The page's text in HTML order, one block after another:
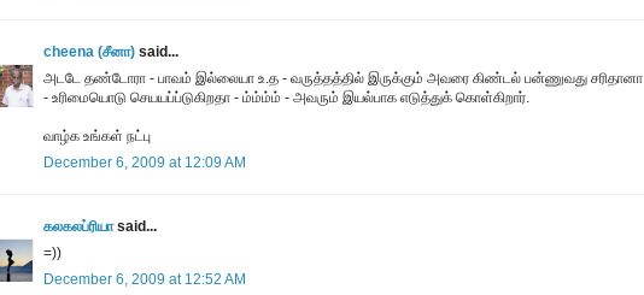
cheena (சீனா) said...
அடடே தண்டோரா - பாவம் இல்லையா உ.த - வருத்தத்தில் இருக்கும் அவரை கிண்டல் பன்ணுவது சரிதானா
- உரிமையொடு செயயப்ப்டுகிறதா - ம்ம்ம்ம் - அவரும் இயல்பாக எடுத்துக் கொள்கிறார்.
வாழ்க உங்கள் நட்பு
December 6, 2009 at 12:09 AM
கலகலப்ரியாsaid...
=))
December 6, 2009 at 12:52 AM